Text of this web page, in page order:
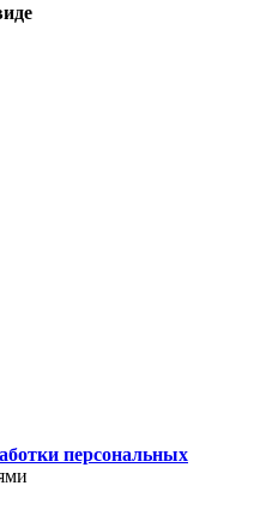
персональных